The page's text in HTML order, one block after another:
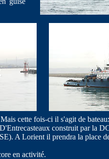
cette fois-ci il s'agit de
construit par la
A Lorient il prendra la place
en activité.